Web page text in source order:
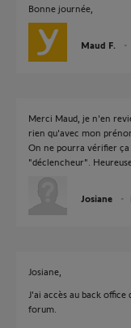
Bonne journée,
Maud F.
Merci Maud, je n'en
rien qu'avec mon
On ne pourra vérifier
"déclencheur".
Josiane
Josiane,
J'ai accès au back
forum.